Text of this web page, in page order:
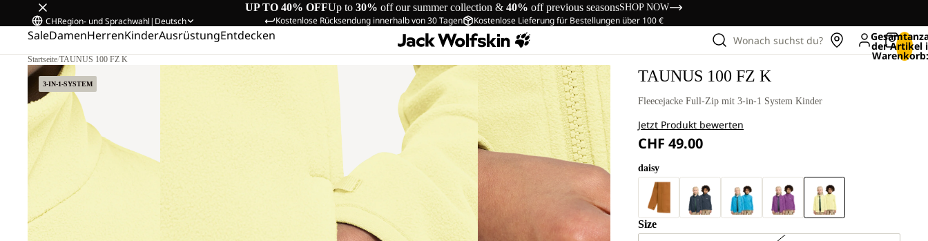
UP TO 40% OFFUp to 30% off our summer collection & 40% off previous seasonsSHOP NOW
Kostenlose Rücksendung innerhalb von 30 Tagen Kostenlose Lieferung für Bestellungen über 100 €
CHRegion- und Sprachwahl| Deutsch
SaleDamenHerrenKinderAusrüstungEntdecken Wonach suchst du? der Artikel
Startseite/TAUNUS 100 FZ K
3-IN-1-SYSTEM TAUNUS 100 FZ K
Fleecejacke Full-Zip mit 3-in-1 System Kinder
Jetzt Produkt bewerten
CHF 49.00
daisy
Size